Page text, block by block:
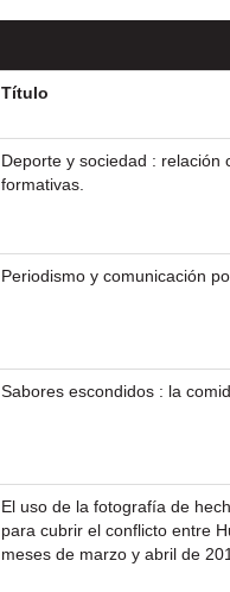
Título
Deporte y sociedad : relación
formativas.
Periodismo y comunicación
Sabores escondidos : la
El uso de la fotografía de
para cubrir el conflicto entre
meses de marzo y abril de